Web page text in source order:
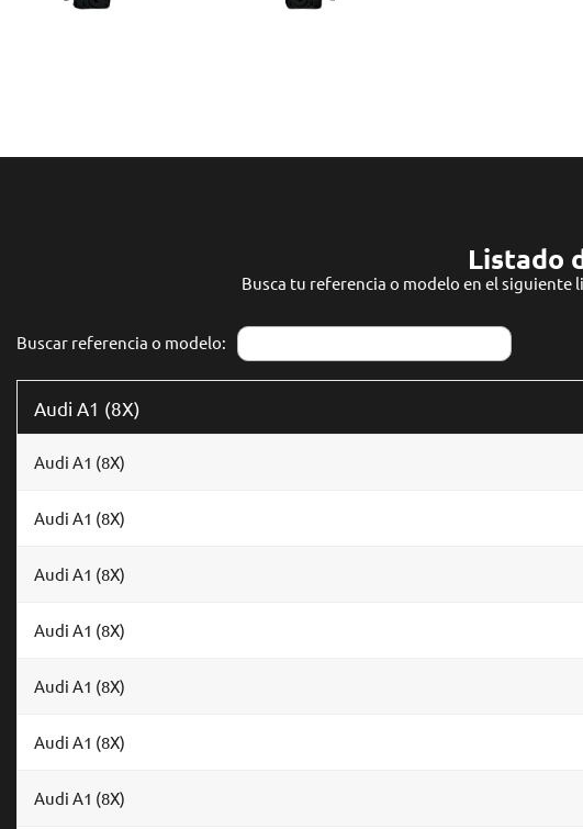
Listado
Busca tu referencia o modelo en el siguiente
Buscar referencia o modelo:
Audi A1 (8X)
Audi A1 (8X)
Audi A1 (8X)
Audi A1 (8X)
Audi A1 (8X)
Audi A1 (8X)
Audi A1 (8X)
Audi A1 (8X)